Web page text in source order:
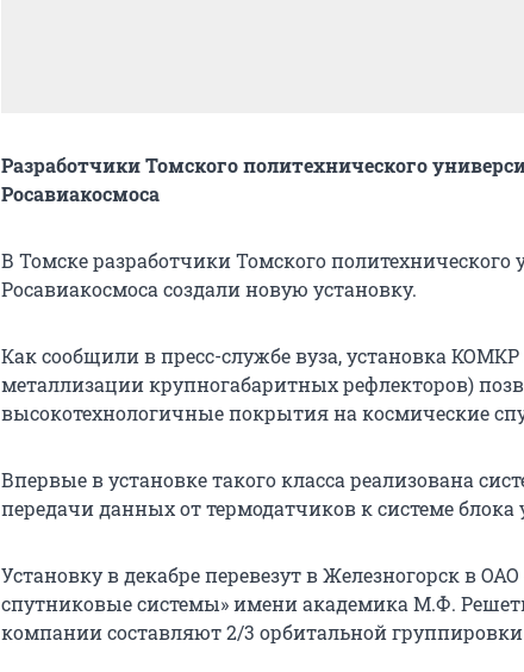
Разработчики Томского политехнического
Росавиакосмоса
В Томске разработчики Томского политехнического
Росавиакосмоса создали новую установку.
Как сообщили в пресс-службе вуза, установка
металлизации крупногабаритных рефлекторов)
высокотехнологичные покрытия на космические
Впервые в установке такого класса реализована
передачи данных от термодатчиков к системе блока
Установку в декабре перевезут в Железногорск в
спутниковые системы» имени академика М.Ф.
компании составляют 2/3 орбитальной группировки